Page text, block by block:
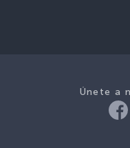
Únete a